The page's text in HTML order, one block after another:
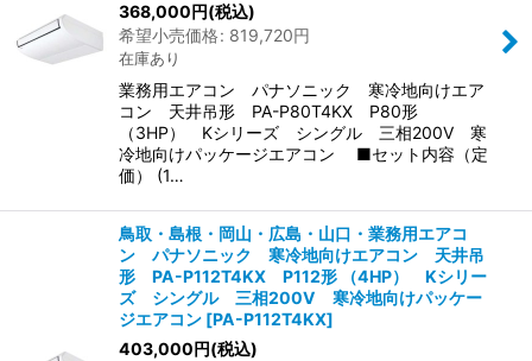
368,000円(税込)
希望小売価格: 819,720円
在庫あり
業務用エアコン パナソニック 寒冷地向けエア
コン 天井吊形 PA-P80T4KX P80形
（3HP） Kシリーズ シングル 三相200V 寒
冷地向けパッケージエアコン ■セット内容（定
価） (1…
鳥取・島根・岡山・広島・山口・業務用エアコ
ン パナソニック 寒冷地向けエアコン 天井吊
形 PA-P112T4KX P112形 （4HP） Kシリー
ズ シングル 三相200V 寒冷地向けパッケー
ジエアコン [PA-P112T4KX]
403,000円(税込)